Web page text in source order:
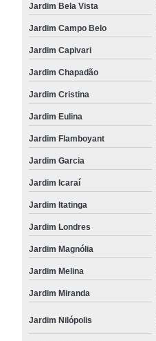
Jardim Bela Vista
Jardim Campo Belo
Jardim Capivari
Jardim Chapadão
Jardim Cristina
Jardim Eulina
Jardim Flamboyant
Jardim Garcia
Jardim Icaraí
Jardim Itatinga
Jardim Londres
Jardim Magnólia
Jardim Melina
Jardim Miranda
Jardim Nilópolis